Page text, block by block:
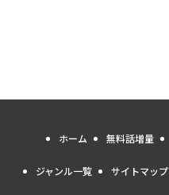
ホーム 無料話増量
ジャンル一覧 サイトマップ